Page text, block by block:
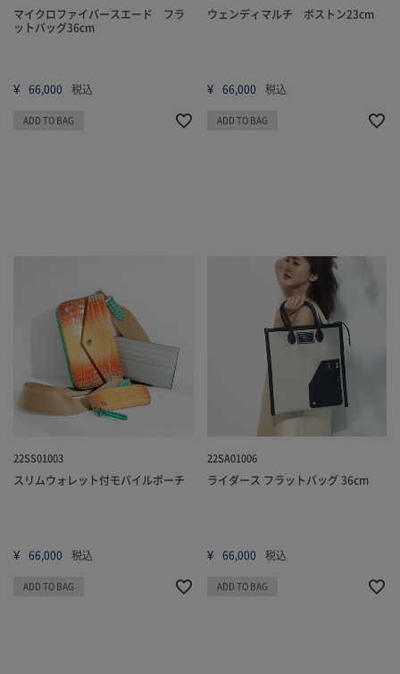
マイクロファイバースエード フラ
ットバッグ36cm
¥ 66,000 税込
ADD TO BAG
ウェンディマルチ ボストン23cm
¥ 66,000 税込
ADD TO BAG
22SS01003
スリムウォレット付モバイルポーチ
¥ 66,000 税込
ADD TO BAG
22SA01006
ライダース フラットバッグ 36cm
¥ 66,000 税込
ADD TO BAG